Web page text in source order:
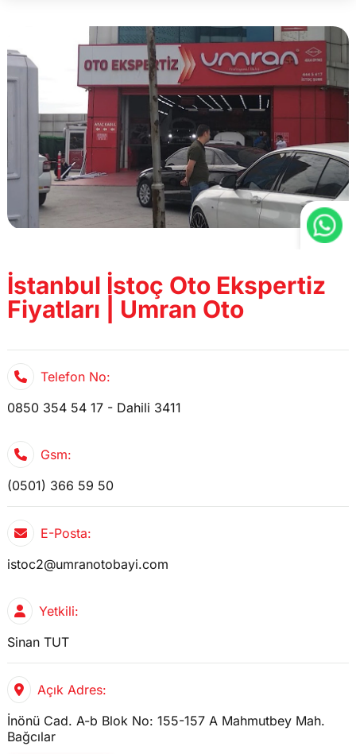
İstanbul İstoç Oto Ekspertiz
Fiyatları | Umran Oto
Telefon No:
0850 354 54 17 - Dahili 3411
Gsm:
(0501) 366 59 50
E-Posta:
istoc2@umranotobayi.com
Yetkili:
Sinan TUT
Açık Adres:
İnönü Cad. A-b Blok No: 155-157 A Mahmutbey Mah.
Bağcılar